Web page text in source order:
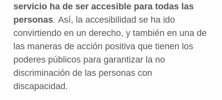
servicio ha de ser accesible para todas las
personas. Así, la accesibilidad se ha ido
convirtiendo en un derecho, y también en una de
las maneras de acción positiva que tienen los
poderes públicos para garantizar la no
discriminación de las personas con
discapacidad.